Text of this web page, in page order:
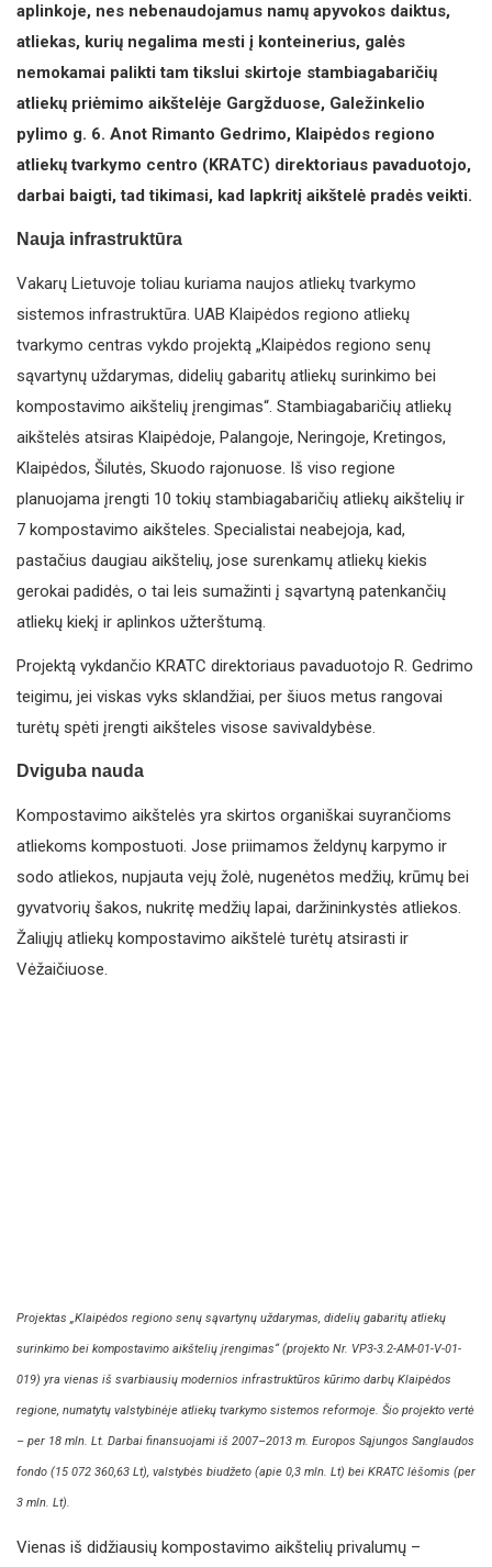
aplinkoje, nes nebenaudojamus namų apyvokos daiktus,
atliekas, kurių negalima mesti į konteinerius, galės
nemokamai palikti tam tikslui skirtoje stambiagabaričių
atliekų priėmimo aikštelėje Gargžduose, Galežinkelio
pylimo g. 6. Anot Rimanto Gedrimo, Klaipėdos regiono
atliekų tvarkymo centro (KRATC) direktoriaus pavaduotojo,
darbai baigti, tad tikimasi, kad lapkritį aikštelė pradės veikti.
Nauja infrastruktūra
Vakarų Lietuvoje toliau kuriama naujos atliekų tvarkymo
sistemos infrastruktūra. UAB Klaipėdos regiono atliekų
tvarkymo centras vykdo projektą „Klaipėdos regiono senų
sąvartynų uždarymas, didelių gabaritų atliekų surinkimo bei
kompostavimo aikštelių įrengimas“. Stambiagabaričių atliekų
aikštelės atsiras Klaipėdoje, Palangoje, Neringoje, Kretingos,
Klaipėdos, Šilutės, Skuodo rajonuose. Iš viso regione
planuojama įrengti 10 tokių stambiagabaričių atliekų aikštelių ir
7 kompostavimo aikšteles. Specialistai neabejoja, kad,
pastačius daugiau aikštelių, jose surenkamų atliekų kiekis
gerokai padidės, o tai leis sumažinti į sąvartyną patenkančių
atliekų kiekį ir aplinkos užterštumą.
Projektą vykdančio KRATC direktoriaus pavaduotojo R. Gedrimo
teigimu, jei viskas vyks sklandžiai, per šiuos metus rangovai
turėtų spėti įrengti aikšteles visose savivaldybėse.
Dviguba nauda
Kompostavimo aikštelės yra skirtos organiškai suyrančioms
atliekoms kompostuoti. Jose priimamos želdynų karpymo ir
sodo atliekos, nupjauta vejų žolė, nugenėtos medžių, krūmų bei
gyvatvorių šakos, nukritę medžių lapai, daržininkystės atliekos.
Žaliųjų atliekų kompostavimo aikštelė turėtų atsirasti ir
Vėžaičiuose.
Projektas „Klaipėdos regiono senų sąvartynų uždarymas, didelių gabaritų atliekų
surinkimo bei kompostavimo aikštelių įrengimas“ (projekto Nr. VP3-3.2-AM-01-V-01-
019) yra vienas iš svarbiausių modernios infrastruktūros kūrimo darbų Klaipėdos
regione, numatytų valstybinėje atliekų tvarkymo sistemos reformoje. Šio projekto vertė
– per 18 mln. Lt. Darbai finansuojami iš 2007–2013 m. Europos Sąjungos Sanglaudos
fondo (15 072 360,63 Lt), valstybės biudžeto (apie 0,3 mln. Lt) bei KRATC lėšomis (per
3 mln. Lt).
Vienas iš didžiausių kompostavimo aikštelių privalumų –